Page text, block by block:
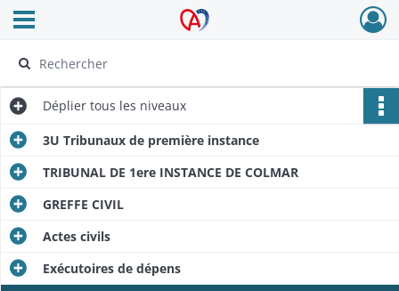
Archives Alsace - Colmar
Ouvrir le menu déroulant
Déplier tous les niveaux
3U Tribunaux de première instance
TRIBUNAL DE 1ere INSTANCE DE COLMAR
GREFFE CIVIL
Actes civils
Exécutoires de dépens